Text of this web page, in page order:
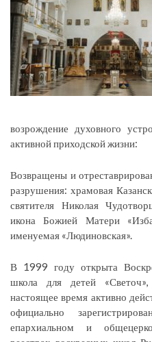
возрождение духовного
активной приходской жизни:
Возвращены и
разрушения: храмовая
святителя Николая
икона Божией Матери
именуемая «Людиновская».
В 1999 году открыта
школа для детей
настоящее время активно
официально
епархиальном и